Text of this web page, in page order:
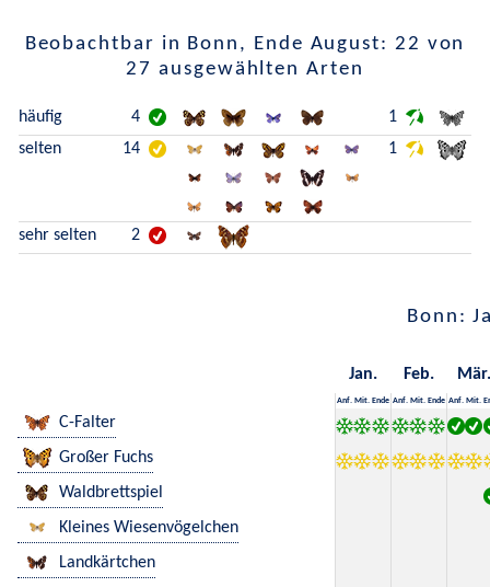
Beobachtbar in Bonn, Ende August: 22 von
27 ausgewählten Arten
häufig 4
1
selten
14 1
sehr selten 2
Bonn:
Jan. Feb. Mär.
Anf. Mit. Ende Anf. Mit. Ende Anf. Mit.
C-Falter
Großer Fuchs
Waldbrettspiel
Kleines Wiesenvögelchen
Landkärtchen